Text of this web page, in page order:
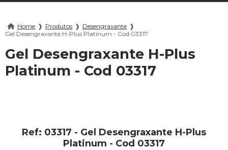
Home ❱ Produtos ❱ Desengraxante ❱
Gel Desengraxante H-Plus Platinum - Cod 03317
Gel Desengraxante H-Plus
Platinum - Cod 03317
Ref: 03317 - Gel Desengraxante H-Plus
Platinum - Cod 03317